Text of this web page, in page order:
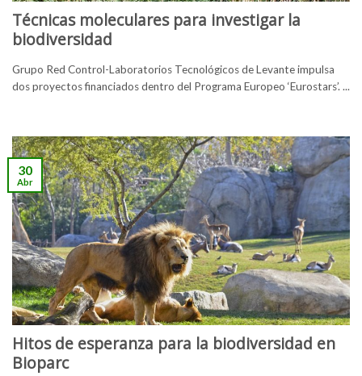
Técnicas moleculares para investigar la
biodiversidad
Grupo Red Control-Laboratorios Tecnológicos de Levante impulsa
dos proyectos financiados dentro del Programa Europeo ‘Eurostars’. ...
Hitos de esperanza para la biodiversidad en
Bioparc
30
Abr